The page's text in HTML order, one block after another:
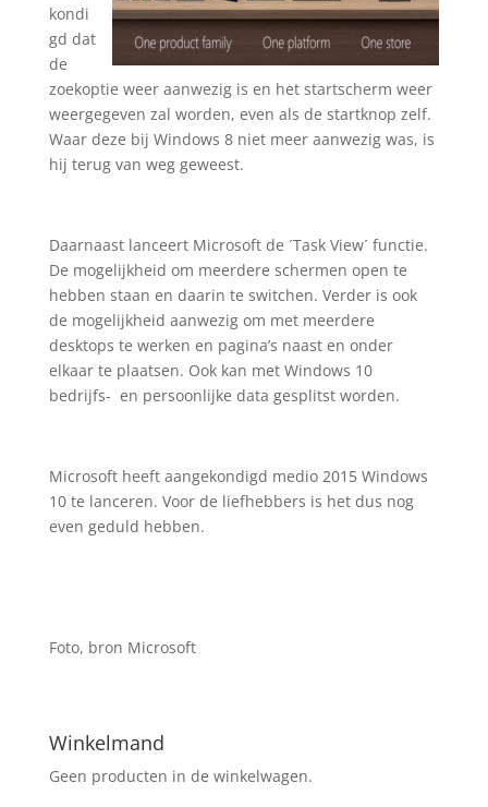
kondi
gd dat
de
zoekoptie weer aanwezig is en het startscherm weer
weergegeven zal worden, even als de startknop zelf.
Waar deze bij Windows 8 niet meer aanwezig was, is
hij terug van weg geweest.
Daarnaast lanceert Microsoft de ´Task View´ functie.
De mogelijkheid om meerdere schermen open te
hebben staan en daarin te switchen. Verder is ook
de mogelijkheid aanwezig om met meerdere
desktops te werken en pagina’s naast en onder
elkaar te plaatsen. Ook kan met Windows 10
bedrijfs- en persoonlijke data gesplitst worden.
Microsoft heeft aangekondigd medio 2015 Windows
10 te lanceren. Voor de liefhebbers is het dus nog
even geduld hebben.
Foto, bron Microsoft
Winkelmand
Geen producten in de winkelwagen.